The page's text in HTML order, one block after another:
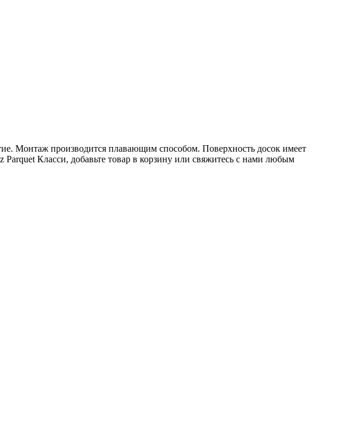
Монтаж производится плавающим способом. Поверхность досок имеет
Класси, добавьте товар в корзину или свяжитесь с нами любым